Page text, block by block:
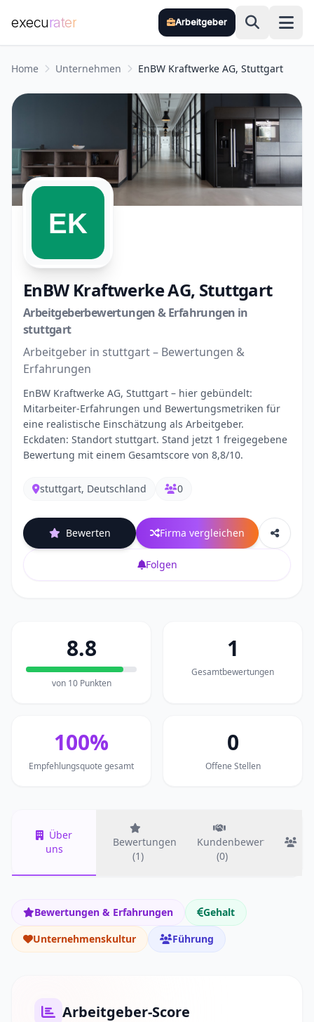
execurater Arbeitgeber
Home Unternehmen EnBW Kraftwerke AG, Stuttgart
EnBW Kraftwerke AG, Stuttgart
Arbeitgeberbewertungen & Erfahrungen in
stuttgart
Arbeitgeber in stuttgart – Bewertungen &
Erfahrungen
EnBW Kraftwerke AG, Stuttgart – hier gebündelt:
Mitarbeiter-Erfahrungen und Bewertungsmetriken für
eine realistische Einschätzung als Arbeitgeber.
Eckdaten: Standort stuttgart. Stand jetzt 1 freigegebene
Bewertung mit einem Gesamtscore von 8,8/10.
stuttgart, Deutschland 0
Bewerten Firma vergleichen
Folgen
8.8
von 10 Punkten
1
Gesamtbewertungen
100%
Empfehlungsquote gesamt
0
Offene Stellen
Über
uns
Bewertungen
(1)
Kundenbewertungen
(0)
Bewertungen & Erfahrungen
Gehalt
Unternehmenskultur
Führung
Arbeitgeber-Score